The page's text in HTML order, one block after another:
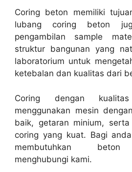
Coring beton memiliki
lubang coring beton
pengambilan sample
struktur bangunan yang
laboratorium untuk
ketebalan dan kualitas dari
Coring dengan
menggunakan mesin
baik, getaran minium,
coring yang kuat. Bagi
membutuhkan beton
menghubungi kami.